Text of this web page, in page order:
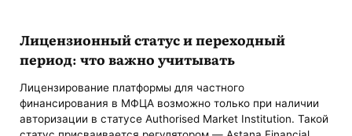
Лицензионный статус и переходный
период: что важно учитывать
Лицензирование платформы для частного
финансирования в МФЦА возможно только при наличии
авторизации в статусе Authorised Market Institution. Такой